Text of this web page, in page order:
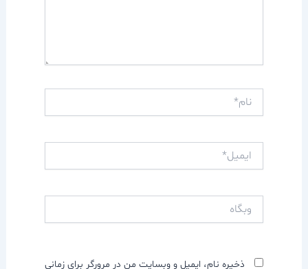
ذخیره نام، ایمیل و وبسایت من در مرورگر برای زمانی